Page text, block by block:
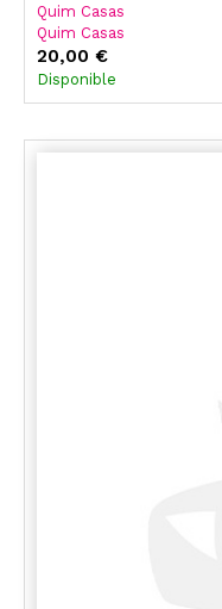
Quim Casas
Quim Casas
20,00 €
Disponible